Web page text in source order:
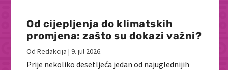
Od cijepljenja do klimatskih
promjena: zašto su dokazi važni?
OdRedakcija |9. jul 2026.
Prije nekoliko desetljeća jedan od najuglednijih